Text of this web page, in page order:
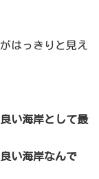
はっきりと見え
い海岸として最
い海岸なんで